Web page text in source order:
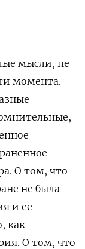
мысли, не
момента.
О том, что
не была
и ее
как
О том, что